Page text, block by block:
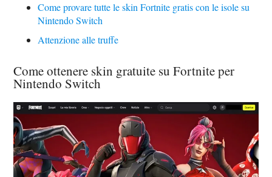
Come provare tutte le skin Fortnite gratis con le isole su
Nintendo Switch
Attenzione alle truffe
Come ottenere skin gratuite su Fortnite per
Nintendo Switch